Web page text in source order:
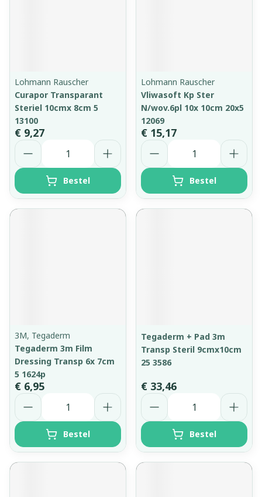
Lohmann Rauscher
Curapor Transparant
Steriel 10cmx 8cm 5
13100
€ 9,27
Aantal
Bestel
Lohmann Rauscher
Vliwasoft Kp Ster
N/wov.6pl 10x 10cm 20x5
12069
€ 15,17
Aantal
Bestel
3M, Tegaderm
Tegaderm 3m Film
Dressing Transp 6x 7cm
5 1624p
€ 6,95
Aantal
Bestel
Tegaderm + Pad 3m
Transp Steril 9cmx10cm
25 3586
€ 33,46
Aantal
Bestel